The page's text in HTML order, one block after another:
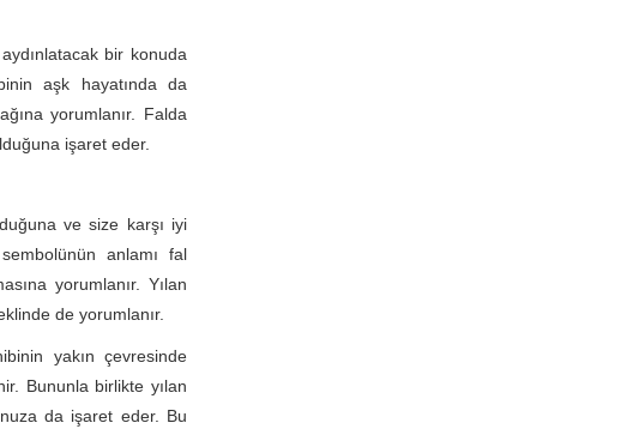
bir konuda
aşk hayatında da
yorumlanır. Falda
işaret eder.
ve size karşı iyi
anlamı fal
yorumlanır. Yılan
de yorumlanır.
yakın çevresinde
Bununla birlikte yılan
da işaret eder. Bu